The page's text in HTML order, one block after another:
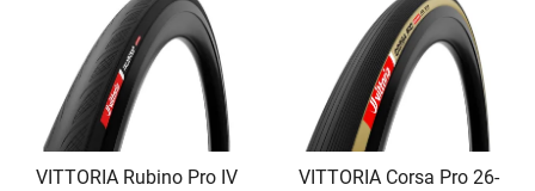
VITTORIA Rubino Pro IV
VITTORIA Corsa Pro 26-